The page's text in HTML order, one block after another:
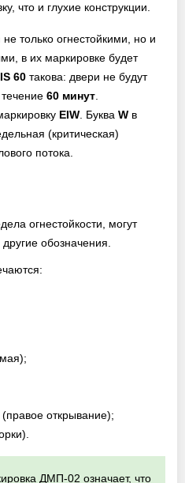
что и глухие конструкции.
только огнестойкими, но и
в их маркировке будет
60 такова: двери не будут
60 минут.
EIW. Буква W в
(критическая)
потока.
огнестойкости, могут
обозначения.
открывание);
ДМП-02 означает, что